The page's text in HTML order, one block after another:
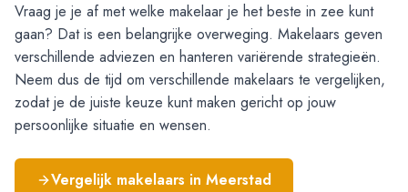
Vraag je je af met welke makelaar je het beste in zee kunt
gaan? Dat is een belangrijke overweging. Makelaars geven
verschillende adviezen en hanteren variërende strategieën.
Neem dus de tijd om verschillende makelaars te vergelijken,
zodat je de juiste keuze kunt maken gericht op jouw
persoonlijke situatie en wensen.
Vergelijk makelaars in Meerstad